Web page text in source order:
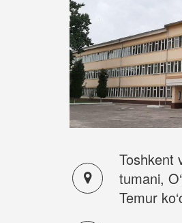
Toshkent
tumani,
Temur